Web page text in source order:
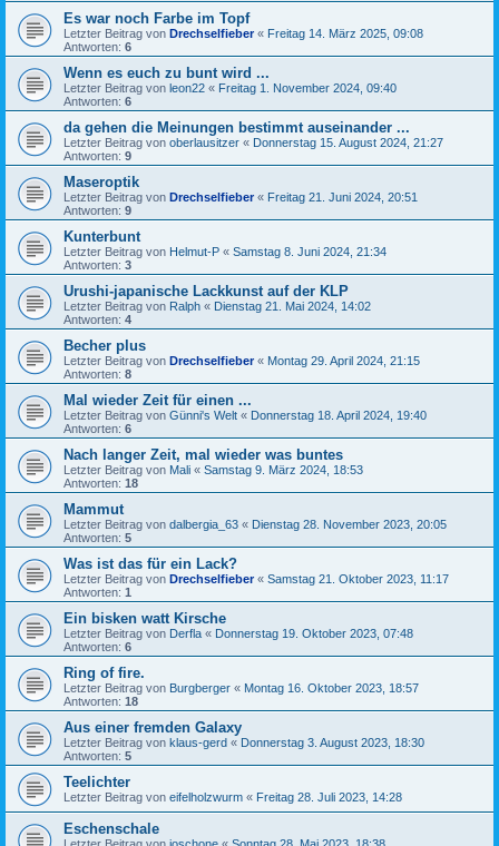
Es war noch Farbe im Topf
Letzter Beitrag von Drechselfieber« Freitag 14. März 2025, 09:08
Antworten: 6
Wenn es euch zu bunt wird ...
Letzter Beitrag von leon22 « Freitag 1. November 2024, 09:40
Antworten: 6
da gehen die Meinungen bestimmt auseinander ...
Letzter Beitrag von oberlausitzer « Donnerstag 15. August 2024, 21:27
Antworten: 9
Maseroptik
Letzter Beitrag von Drechselfieber « Freitag 21. Juni 2024, 20:51
Antworten: 9
Kunterbunt
Letzter Beitrag von Helmut-P « Samstag 8. Juni 2024, 21:34
Antworten: 3
Urushi-japanische Lackkunst auf der KLP
Letzter Beitrag von Ralph « Dienstag 21. Mai 2024, 14:02
Antworten: 4
Becher plus
Letzter Beitrag von Drechselfieber« Montag 29. April 2024, 21:15
Antworten: 8
Mal wieder Zeit für einen ...
Letzter Beitrag von Günni's Welt « Donnerstag 18. April 2024, 19:40
Antworten: 6
Nach langer Zeit, mal wieder was buntes
Letzter Beitrag von Mali « Samstag 9. März 2024, 18:53
Antworten: 18
Mammut
Letzter Beitrag von dalbergia_63 « Dienstag 28. November 2023, 20:05
Antworten: 5
Was ist das für ein Lack?
Letzter Beitrag von Drechselfieber« Samstag 21. Oktober 2023, 11:17
Antworten: 1
Ein bisken watt Kirsche
Letzter Beitrag von Derfla « Donnerstag 19. Oktober 2023, 07:48
Antworten: 6
Ring of fire.
Letzter Beitrag von Burgberger « Montag 16. Oktober 2023, 18:57
Antworten: 18
Aus einer fremden Galaxy
Letzter Beitrag von klaus-gerd « Donnerstag 3. August 2023, 18:30
Antworten: 5
Teelichter
Letzter Beitrag von eifelholzwurm « Freitag 28. Juli 2023, 14:28
Eschenschale